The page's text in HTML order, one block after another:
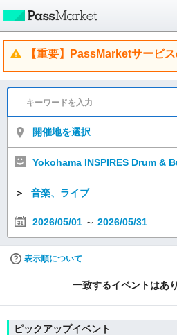
【重要】PassMarketサービ
開催地を選択
Yokohama INSPIRES Drum &
＞ 音楽、ライブ
2026/05/01 ～ 2026/05/31
表示順について
一致するイベントはあ
ピックアップイベント